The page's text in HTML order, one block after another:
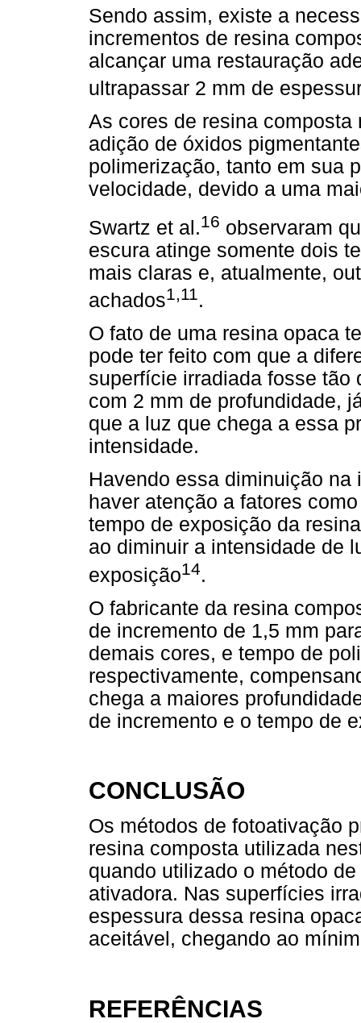
Sendo assim, existe a
incrementos de resina
alcançar uma restauração
ultrapassar 2 mm de
As cores de resina
adição de óxidos
polimerização, tanto em sua
velocidade, devido a uma
Swartz et al.16 observaram
escura atinge somente dois
mais claras e, atualmente,
achados1,11.
O fato de uma resina opaca
pode ter feito com que a
superfície irradiada fosse tão
com 2 mm de profundidade,
que a luz que chega a essa
intensidade.
Havendo essa diminuição
haver atenção a fatores
tempo de exposição da
ao diminuir a intensidade de
exposição14.
O fabricante da resina
de incremento de 1,5 mm
demais cores, e tempo de
respectivamente,
chega a maiores
de incremento e o tempo de
CONCLUSÃO
Os métodos de fotoativação
resina composta utilizada
quando utilizado o método
ativadora. Nas superfícies
espessura dessa resina
aceitável, chegando ao
REFERÊNCIAS